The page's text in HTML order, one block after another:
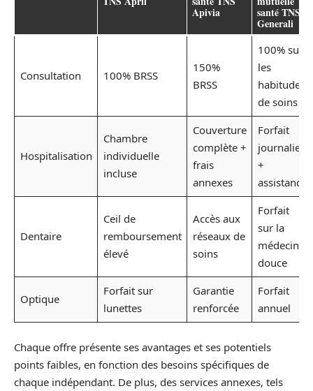
Apivia santé TNS
Generali
Consultation 100% BRSS
150%
BRSS
100% sur
les
habitudes
de soins
Hospitalisation
Chambre
individuelle
incluse
Couverture
complète +
frais
annexes
Forfait
journalier
+
assistance
Dentaire
Ceil de
remboursement
élevé
Accès aux
réseaux de
soins
Forfait
sur la
médecine
douce
Optique
Forfait sur
lunettes
Garantie
renforcée
Forfait
annuel
Chaque offre présente ses avantages et ses potentiels
points faibles, en fonction des besoins spécifiques de
chaque indépendant. De plus, des services annexes, tels